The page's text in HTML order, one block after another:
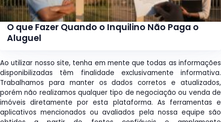
O que Fazer Quando o Inquilino Não Paga o
Aluguel
Ao utilizar nosso site, tenha em mente que todas as informações
disponibilizadas têm finalidade exclusivamente informativa.
Trabalhamos para manter os dados corretos e atualizados,
porém não realizamos qualquer tipo de negociação ou venda de
imóveis diretamente por esta plataforma. As ferramentas e
aplicativos mencionados ou avaliados pela nossa equipe são